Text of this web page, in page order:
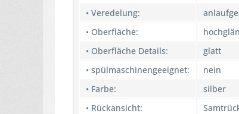
• Veredelung:
• Oberfläche:
• Oberfläche Details:
glatt
• spülmaschinengeeignet:
nein
• Farbe:
silber
• Rückansicht: